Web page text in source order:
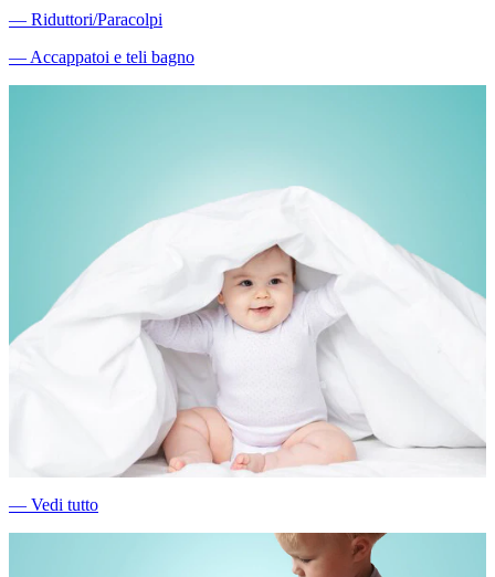
― Riduttori/Paracolpi
―Accappatoi e teli bagno
― Vedi tutto